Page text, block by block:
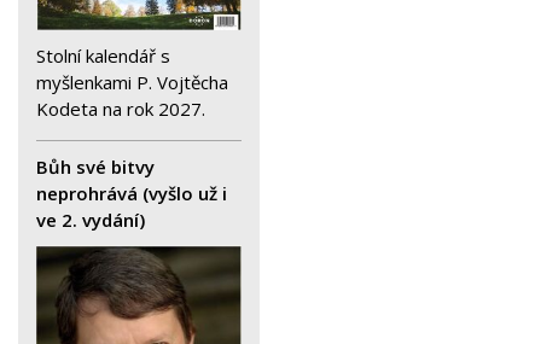
Stolní kalendář s
myšlenkami P. Vojtěcha
Kodeta na rok 2027.
Bůh své bitvy
neprohrává (vyšlo už i
ve 2. vydání)